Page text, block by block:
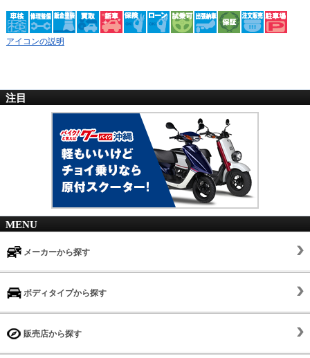
アイコンの説明
注目
MENU
メーカーから探す
ボディタイプから探す
販売店から探す